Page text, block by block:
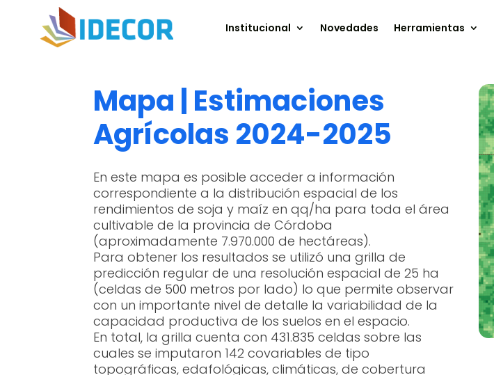
Institucional Novedades Herramientas
Mapa | Estimaciones
Agrícolas 2024-2025
En este mapa es posible acceder a información
correspondiente a la distribución espacial de los
rendimientos de soja y maíz en qq/ha para toda el área
cultivable de la provincia de Córdoba
(aproximadamente 7.970.000 de hectáreas).
Para obtener los resultados se utilizó una grilla de
predicción regular de una resolución espacial de 25 ha
(celdas de 500 metros por lado) lo que permite observar
con un importante nivel de detalle la variabilidad de la
capacidad productiva de los suelos en el espacio.
En total, la grilla cuenta con 431.835 celdas sobre las
cuales se imputaron 142 covariables de tipo
topográficas, edafológicas, climáticas, de cobertura